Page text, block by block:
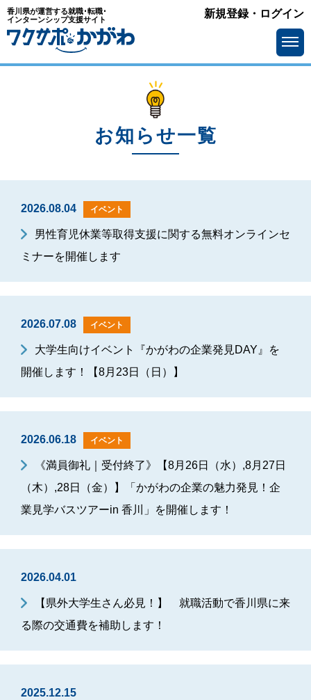
香川県が運営する就職･転職･
インターンシップ支援サイト
新規登録・ログイン
お知らせ一覧
2026.08.04 イベント
男性育児休業等取得支援に関する無料オンラインセ
ミナーを開催します
2026.07.08 イベント
大学生向けイベント『かがわの企業発見DAY』を
開催します！【8月23日（日）】
2026.06.18 イベント
《満員御礼｜受付終了》【8月26日（水）,8月27日
（木）,28日（金）】「かがわの企業の魅力発見！企
業見学バスツアーin 香川」を開催します！
2026.04.01
【県外大学生さん必見！】 就職活動で香川県に来
る際の交通費を補助します！
2025.12.15